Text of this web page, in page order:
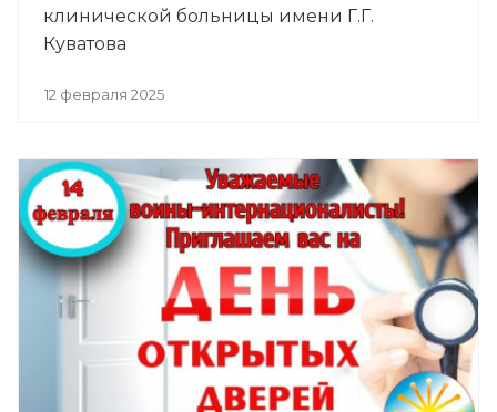
клинической больницы имени Г.Г.
Куватова
12 февраля 2025